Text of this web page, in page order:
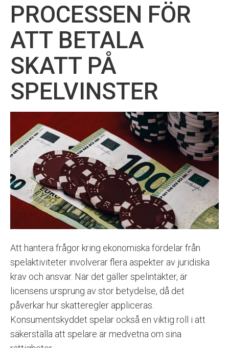
PROCESSEN FÖR
ATT BETALA
SKATT PÅ
SPELVINSTER
Att hantera frågor kring ekonomiska fördelar från
spelaktiviteter involverar flera aspekter av juridiska
krav och ansvar. När det gäller spelintäkter, är
licensens ursprung av stor betydelse, då det
påverkar hur skatteregler appliceras.
Konsumentskyddet spelar också en viktig roll i att
säkerställa att spelare är medvetna om sina